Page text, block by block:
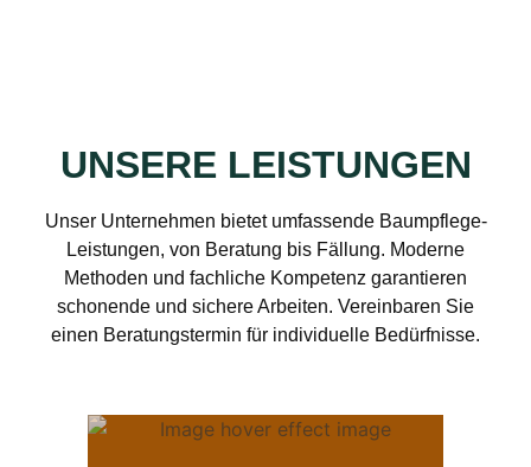
UNSERE LEISTUNGEN
Unser Unternehmen bietet umfassende Baumpflege-
Leistungen, von Beratung bis Fällung. Moderne
Methoden und fachliche Kompetenz garantieren
schonende und sichere Arbeiten. Vereinbaren Sie
einen Beratungstermin für individuelle Bedürfnisse.